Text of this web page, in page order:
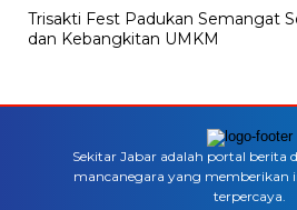
Trisakti Fest Padukan Semangat
dan Kebangkitan UMKM
Sekitar Jabar adalah portal berita
mancanegara yang memberikan
terpercaya.